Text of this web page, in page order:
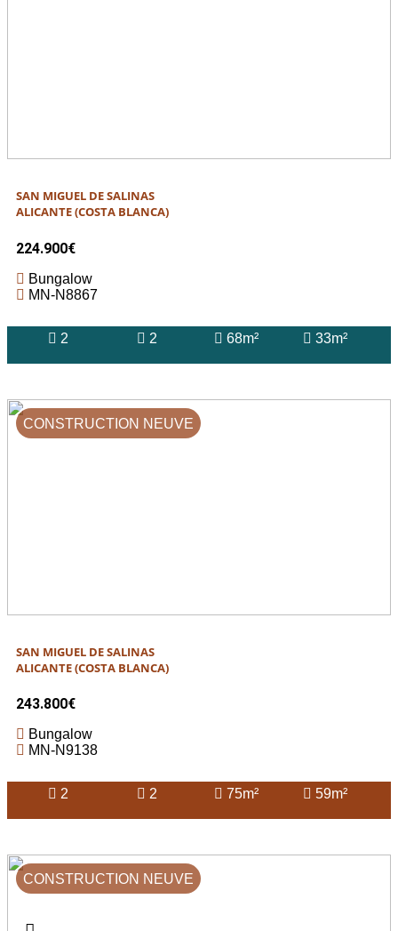
SAN MIGUEL DE SALINAS
ALICANTE (COSTA BLANCA)
224.900€
Bungalow
MN-N8867
2 2 68m² 33m²
CONSTRUCTION NEUVE
SAN MIGUEL DE SALINAS
ALICANTE (COSTA BLANCA)
243.800€
Bungalow
MN-N9138
2 2 75m² 59m²
CONSTRUCTION NEUVE